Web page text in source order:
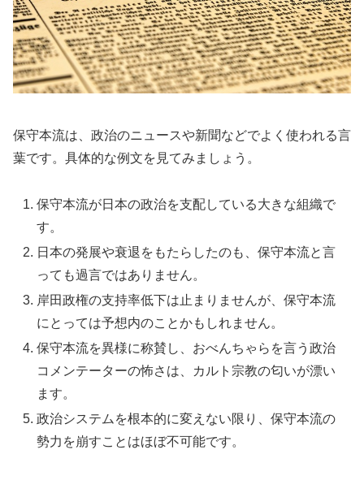
保守本流は、政治のニュースや新聞などでよく使われる言
葉です。具体的な例文を見てみましょう。
保守本流が日本の政治を支配している大きな組織で
す。
日本の発展や衰退をもたらしたのも、保守本流と言
っても過言ではありません。
岸田政権の支持率低下は止まりませんが、保守本流
にとっては予想内のことかもしれません。
保守本流を異様に称賛し、おべんちゃらを言う政治
コメンテーターの怖さは、カルト宗教の匂いが漂い
ます。
政治システムを根本的に変えない限り、保守本流の
勢力を崩すことはほぼ不可能です。